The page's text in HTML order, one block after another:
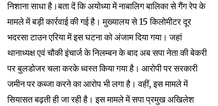
निशाना साधा है।बता दें कि अयोध्या में नाबालिग बालिका से गैंग रेप के
मामले में बड़ी कार्रवाई की गई है। मुख्यालय से 15 किलोमीटर दूर
भदरसा टाउन एरिया में इस घटना को अंजाम दिया गया। जहां
थानाध्यक्ष एवं चौकी इंचार्ज के निलम्बन के बाद अब सपा नेता की बेकरी
पर बुलडोजर चला करके ध्वस्त किया गया है। आरोपी पर सरकारी
जमीन पर कब्जा करने का आरोप भी लगा है। वहीं, इस मामले में
सियासत बढ़ती ही जा रही है। इस मामले में सपा प्रमुख अखिलेश